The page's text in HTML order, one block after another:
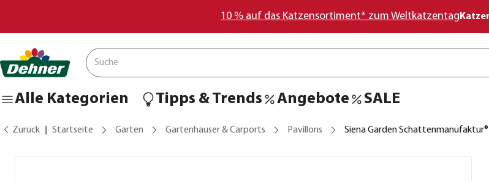
10 % auf das Katzensortiment* zum Weltkatzentag
Alle Kategorien Tipps & Trends Angebote SALE
Zurück Startseite Garten Gartenhäuser & Carports Pavillons Siena Garden